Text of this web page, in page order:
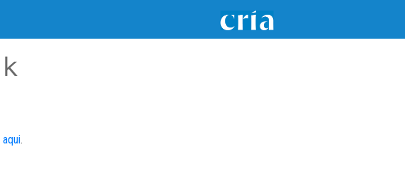
aqui.